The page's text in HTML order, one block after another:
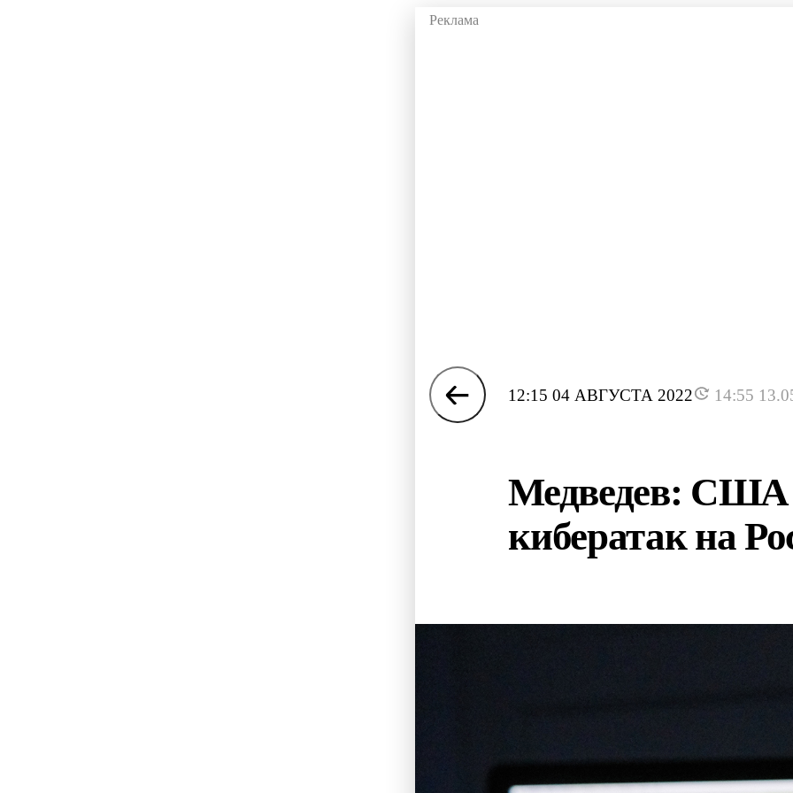
12:15 04 АВГУСТА 2022 14:55
Медведев: США
кибератак на